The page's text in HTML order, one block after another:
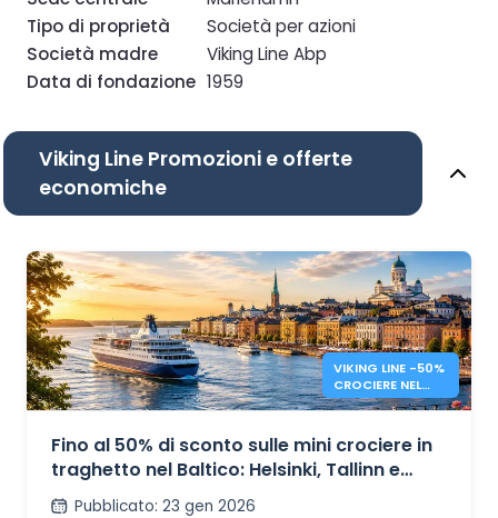
Tipo di proprietà
Società per azioni
Società madre
Viking Line Abp
Data di fondazione 1959
Viking Line Promozioni e offerte
economiche
VIKING LINE -50%
CROCIERE NEL
BALTICO
Fino al 50% di sconto sulle mini crociere in
traghetto nel Baltico: Helsinki, Tallinn e
Stoccolma
Pubblicato: 23 gen 2026